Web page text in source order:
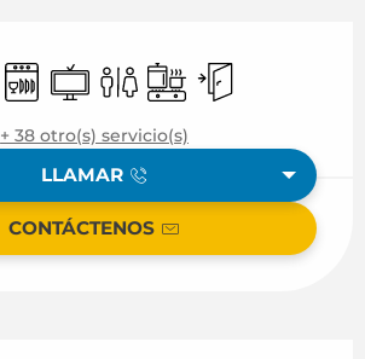
Lavavajillas
Televisión
AseosPlaca de cocción
Entrada
+ 38 otro(s) servicio(s)
LLAMAR
CONTÁCTENOS